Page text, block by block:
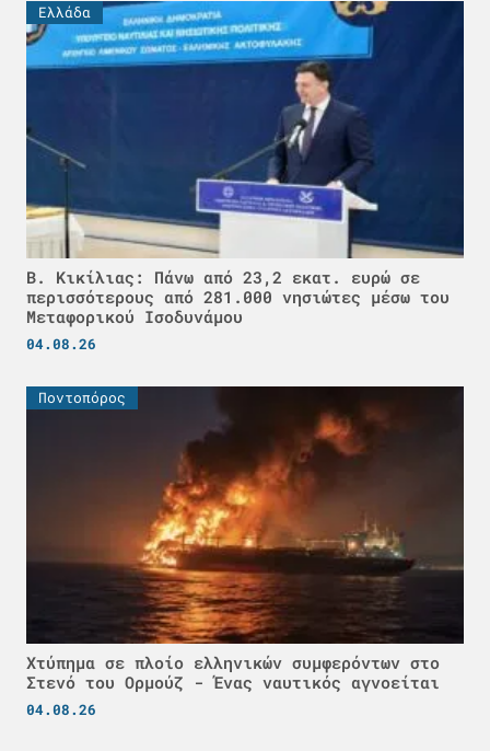
Ελλάδα
Β. Κικίλιας: Πάνω από 23,2 εκατ. ευρώ σε
περισσότερους από 281.000 νησιώτες μέσω του
Μεταφορικού Ισοδυνάμου
04.08.26
Ποντοπόρος
Χτύπημα σε πλοίο ελληνικών συμφερόντων στο
Στενό του Ορμούζ - Ένας ναυτικός αγνοείται
04.08.26